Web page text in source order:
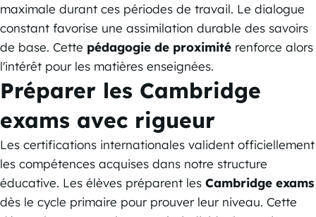
maximale durant ces périodes de travail. Le dialogue
constant favorise une assimilation durable des savoirs
de base. Cette pédagogie de proximité renforce alors
l'intérêt pour les matières enseignées.
Préparer les Cambridge
exams avec rigueur
Les certifications internationales valident officiellement
les compétences acquises dans notre structure
éducative. Les élèves préparent les Cambridge exams
dès le cycle primaire pour prouver leur niveau. Cette